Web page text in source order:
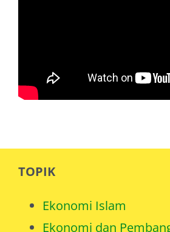
TOPIK
Ekonomi Islam
Ekonomi dan